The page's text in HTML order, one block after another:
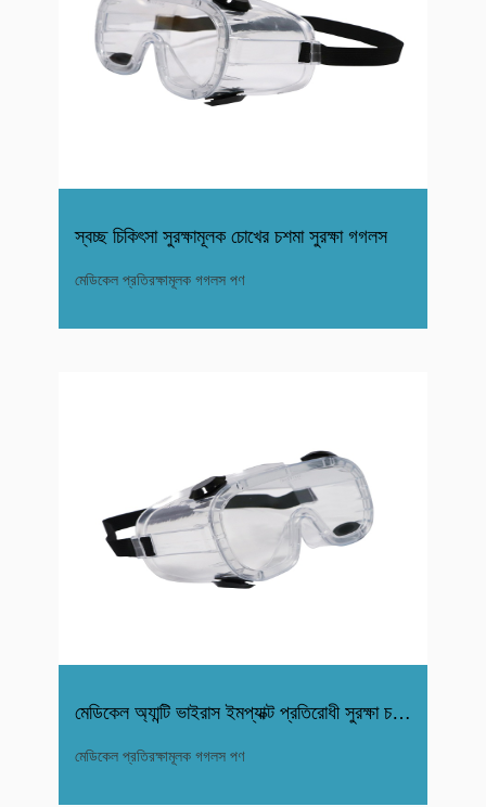
স্বচ্ছ চিকিৎসা সুরক্ষামূলক চোখের চশমা সুরক্ষা গগলস
মেডিকেল প্রতিরক্ষামূলক গগলস পণ
মেডিকেল অ্যান্টি ভাইরাস ইমপ্যাক্ট প্রতিরোধী সুরক্ষা চশমা গোগ
মেডিকেল প্রতিরক্ষামূলক গগলস পণ